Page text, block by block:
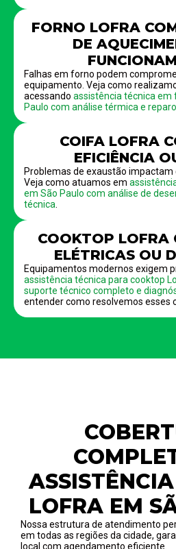
FORNO LOFRA
DE
Falhas em forno podem
equipamento. Veja como
acessando assistência técnica em
Paulo com análise térmica e
COIFA LOFRA
EFICIÊNCIA
Problemas de exaustão
Veja como atuamos em
em São Paulo com análise de
técnica
COOKTOP LOFRA
ELÉTRICAS OU
Equipamentos modernos exigem
assistência técnica para cooktop
suporte técnico completo e
entender como resolvemos esses
LOFRA EM
Nossa estrutura de atendimento
em todas as regiões da cidade,
local com agendamento eficiente.